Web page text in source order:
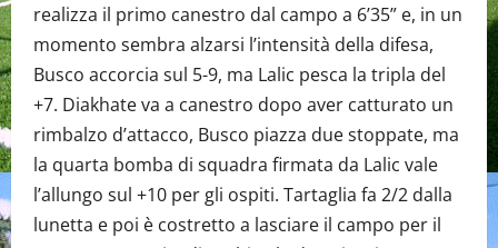
realizza il primo canestro dal campo a 6’35” e, in un
momento sembra alzarsi l’intensità della difesa,
Busco accorcia sul 5-9, ma Lalic pesca la tripla del
+7. Diakhate va a canestro dopo aver catturato un
rimbalzo d’attacco, Busco piazza due stoppate, ma
la quarta bomba di squadra firmata da Lalic vale
l’allungo sul +10 per gli ospiti. Tartaglia fa 2/2 dalla
lunetta e poi è costretto a lasciare il campo per il